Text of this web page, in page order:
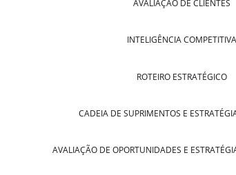
AVALIAÇÃO DE CLIENTES
INTELIGÊNCIA COMPETITIVA
ROTEIRO ESTRATÉGICO
CADEIA DE SUPRIMENTOS E
AVALIAÇÃO DE OPORTUNIDADES E